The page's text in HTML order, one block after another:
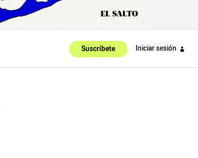
Suscríbete Iniciar sesión